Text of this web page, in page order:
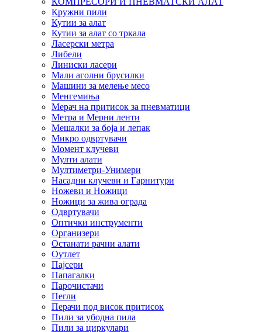
Кружни пили
Кутии за алат
Кутии за алат со тркала
Ласерски метра
Либели
Линиски ласери
Мали аголни брусилки
Машини за мелење месо
Менгемиња
Мерач на притисок за пневматици
Метра и Мерни ленти
Мешалки за боја и лепак
Микро одвртувачи
Момент клучеви
Мулти алати
Мултиметри-Унимери
Насадни клучеви и Гарнитури
Ножеви и Ножици
Ножици за жива ограда
Одвртувачи
Оптички инструменти
Организери
Останати рачни алати
Оутлет
Пајсери
Папагалки
Парочистачи
Пегли
Перачи под висок притисок
Пили за убодна пила
Пили за циркулари